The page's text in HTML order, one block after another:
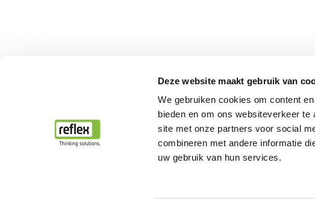
Deze website maakt gebruik van
We gebruiken cookies om content
bieden en om ons websiteverkeer
site met onze partners voor social
combineren met andere informatie
uw gebruik van hun services.